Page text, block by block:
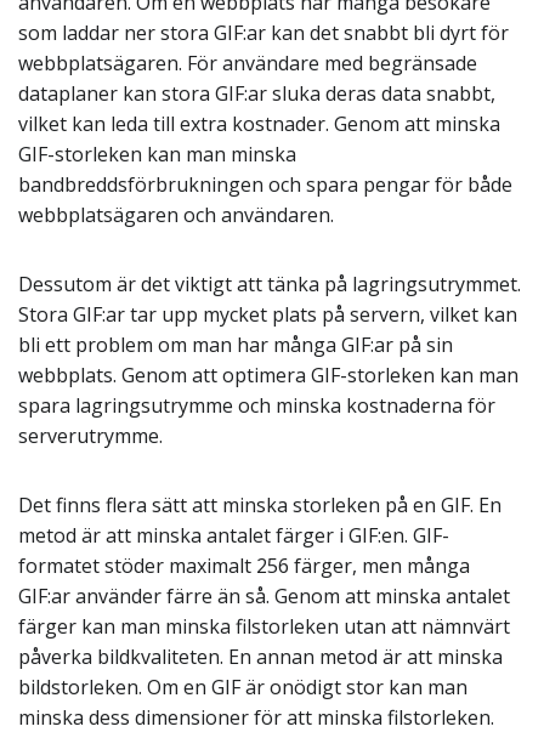
som laddar ner stora GIF:ar kan det snabbt bli dyrt för
webbplatsägaren. För användare med begränsade
dataplaner kan stora GIF:ar sluka deras data snabbt,
vilket kan leda till extra kostnader. Genom att minska
GIF-storleken kan man minska
bandbreddsförbrukningen och spara pengar för både
webbplatsägaren och användaren.
Dessutom är det viktigt att tänka på lagringsutrymmet.
Stora GIF:ar tar upp mycket plats på servern, vilket kan
bli ett problem om man har många GIF:ar på sin
webbplats. Genom att optimera GIF-storleken kan man
spara lagringsutrymme och minska kostnaderna för
serverutrymme.
Det finns flera sätt att minska storleken på en GIF. En
metod är att minska antalet färger i GIF:en. GIF-
formatet stöder maximalt 256 färger, men många
GIF:ar använder färre än så. Genom att minska antalet
färger kan man minska filstorleken utan att nämnvärt
påverka bildkvaliteten. En annan metod är att minska
bildstorleken. Om en GIF är onödigt stor kan man
minska dess dimensioner för att minska filstorleken.